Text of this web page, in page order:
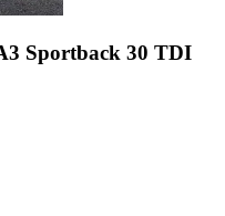
Sportback 30 TDI